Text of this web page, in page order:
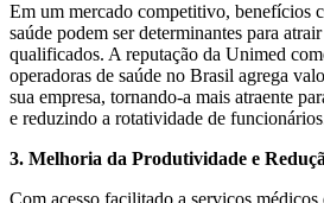
Em um mercado competitivo, benefícios
saúde podem ser determinantes para
qualificados. A reputação da Unimed
operadoras de saúde no Brasil agrega
sua empresa, tornando-a mais atraente
e reduzindo a rotatividade de
3. Melhoria da Produtividade e
Com acesso facilitado a serviços médicos